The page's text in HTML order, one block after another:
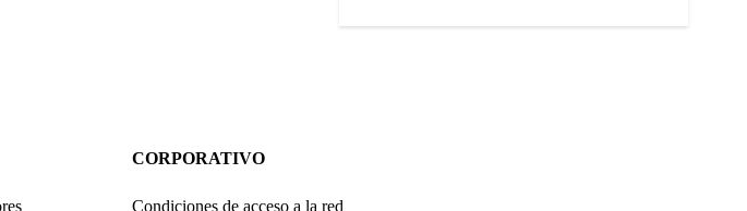
CORPORATIVO
Condiciones de acceso a la red